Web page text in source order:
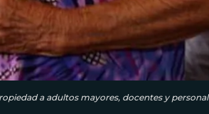
a adultos mayores, docentes y